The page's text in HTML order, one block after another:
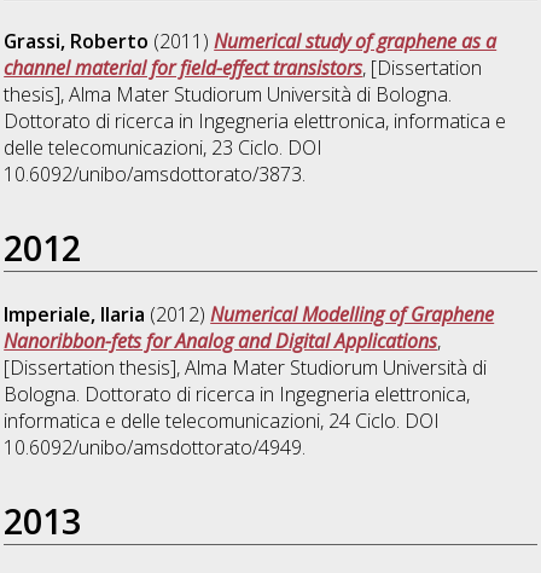
Grassi, Roberto (2011)Numerical study of graphene as a
channel material for field-effect transistors, [Dissertation
thesis], Alma Mater Studiorum Università di Bologna.
Dottorato di ricerca in Ingegneria elettronica, informatica e
delle telecomunicazioni, 23 Ciclo. DOI
10.6092/unibo/amsdottorato/3873.
2012
Imperiale, Ilaria (2012)Numerical Modelling of Graphene
Nanoribbon-fets for Analog and Digital Applications,
[Dissertation thesis], Alma Mater Studiorum Università di
Bologna. Dottorato di ricerca in Ingegneria elettronica,
informatica e delle telecomunicazioni, 24 Ciclo. DOI
10.6092/unibo/amsdottorato/4949.
2013